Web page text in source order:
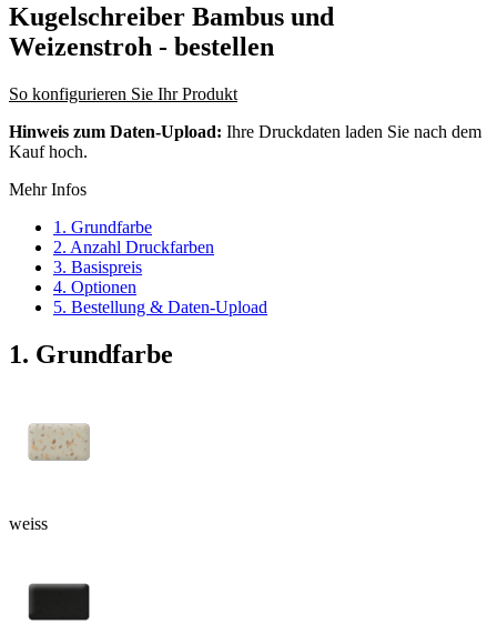
Kugelschreiber Bambus und
Weizenstroh - bestellen
So konfigurieren Sie Ihr Produkt
Hinweis zum Daten-Upload: Ihre Druckdaten laden Sie nach dem
Kauf hoch.
Mehr Infos
1. Grundfarbe
2. Anzahl Druckfarben
3. Basispreis
4. Optionen
5. Bestellung & Daten-Upload
1. Grundfarbe
weiss